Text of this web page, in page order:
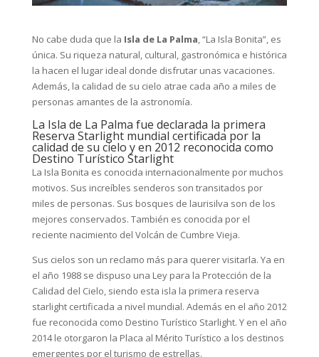
No cabe duda que la Isla de La Palma, “La Isla Bonita”, es
única. Su riqueza natural, cultural, gastronómica e histórica
la hacen el lugar ideal donde disfrutar unas vacaciones.
Además, la calidad de su cielo atrae cada año a miles de
personas amantes de la astronomía.
La Isla de La Palma fue declarada la primera
Reserva Starlight mundial certificada por la
calidad de su cielo y en 2012 reconocida como
Destino Turístico Starlight
La Isla Bonita es conocida internacionalmente por muchos
motivos. Sus increíbles senderos son transitados por
miles de personas. Sus bosques de laurisilva son de los
mejores conservados. También es conocida por el
reciente nacimiento del Volcán de Cumbre Vieja.
Sus cielos son un reclamo más para querer visitarla. Ya en
el año 1988 se dispuso una Ley para la Protección de la
Calidad del Cielo, siendo esta isla la primera reserva
starlight certificada a nivel mundial. Además en el año 2012
fue reconocida como Destino Turístico Starlight. Y en el año
2014 le otorgaron la Placa al Mérito Turístico a los destinos
emergentes por el turismo de estrellas.